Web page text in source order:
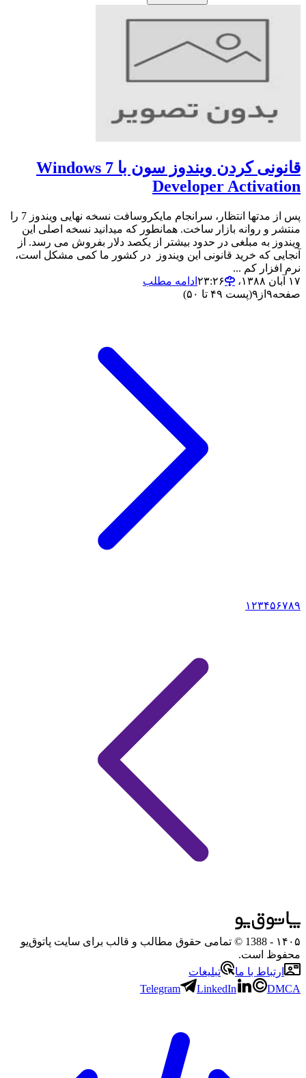
قانونی کردن ویندوز سون با Windows 7
Developer Activation
پس از مدتها انتظار، سرانجام مایکروسافت نسخه نهایی ویندوز 7 را
منتشر و روانه بازار ساخت. همانطور که میدانید نسخه اصلی این
ویندوز به مبلغی در حدود بیشتر از یکصد دلار بفروش می رسد. از
آنجایی که خرید قانونی این ویندوز در کشور ما کمی مشکل است،
نرم افزار کم ...
۱۷ آبان ۱۳۸۸،‏ ۲۳:۲۶
ادامه مطلب
صفحه۹ از ۹(پست ۴۹ تا ۵۰)
۱۲۳۴۵۶۷۸۹
۱۴۰۵
- 1388 © تمامی حقوق مطالب و قالب برای سایت پاتوق‌یو
محفوظ است.
ارتباط با ما
تبلیغات
Telegram
LinkedIn DMCA